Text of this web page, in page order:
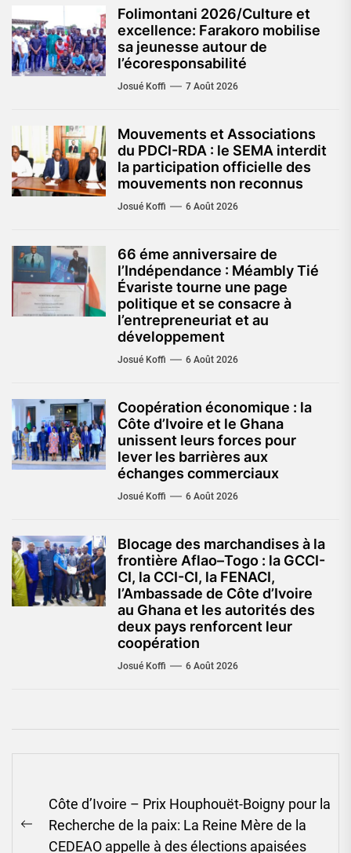
Folimontani 2026/Culture et
excellence: Farakoro mobilise
sa jeunesse autour de
l’écoresponsabilité
Josué Koffi 7 Août 2026
Mouvements et Associations
du PDCI-RDA : le SEMA interdit
la participation officielle des
mouvements non reconnus
Josué Koffi 6 Août 2026
66 éme anniversaire de
l’Indépendance : Méambly Tié
Évariste tourne une page
politique et se consacre à
l’entrepreneuriat et au
développement
Josué Koffi 6 Août 2026
Coopération économique : la
Côte d’Ivoire et le Ghana
unissent leurs forces pour
lever les barrières aux
échanges commerciaux
Josué Koffi 6 Août 2026
Blocage des marchandises à la
frontière Aflao–Togo : la GCCI-
CI, la CCI-CI, la FENACI,
l’Ambassade de Côte d’Ivoire
au Ghana et les autorités des
deux pays renforcent leur
coopération
Josué Koffi 6 Août 2026
de
l’article
Previous
Côte d’Ivoire – Prix Houphouët-Boigny pour la
Recherche de la paix: La Reine Mère de la
CEDEAO appelle à des élections apaisées